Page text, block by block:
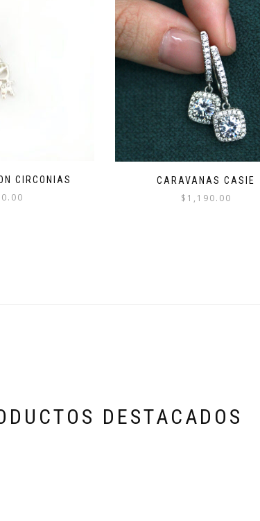
CIRCONIAS CARAVANAS CASIE
$ 1,190.00
DESTACADOS